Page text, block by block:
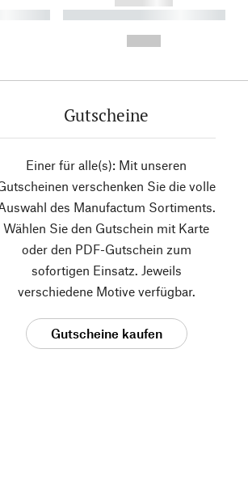
----------- ----------- ----------
Gutscheine
Einer für alle(s): Mit unseren
verschenken Sie die volle
des Manufactum Sortiments.
Wählen Sie den Gutschein mit Karte
oder den PDF-Gutschein zum
sofortigen Einsatz. Jeweils
verschiedene Motive verfügbar.
Gutscheine kaufen